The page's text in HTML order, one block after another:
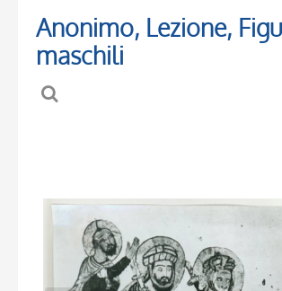
Anonimo, Lezione,
maschili